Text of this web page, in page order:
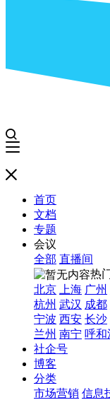
首页
文档
专题
会议
全部 直播间
热
北京
上海 广州
杭州 武汉 成都
宁波 西安 长沙
兰州 南宁 呼和
社企号
博客
分类
市场营销 信息